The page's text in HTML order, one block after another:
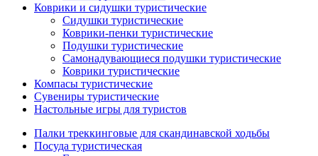
Коврики и сидушки туристические
Сидушки туристические
Коврики-пенки туристические
Подушки туристические
Самонадувающиеся подушки туристические
Коврики туристические
Компасы туристические
Сувениры туристические
Настольные игры для туристов
Палки треккинговые для скандинавской ходьбы
Посуда туристическая